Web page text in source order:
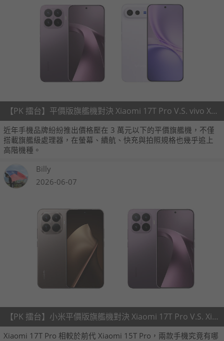
【PK 擂台】平價版旗艦機對決 Xiaomi 17T Pro V.S. vivo X300 FE
近年手機品牌紛紛推出價格壓在 3 萬元以下的平價旗艦機，不僅
搭載旗艦級處理器，在螢幕、續航、快充與拍照規格也幾乎追上
高階機種。
Billy
2026-06-07
【PK 擂台】小米平價版旗艦機對決 Xiaomi 17T Pro V.S. Xiaomi 15T Pro
Xiaomi 17T Pro 相較於前代 Xiaomi 15T Pro，兩款手機究竟有哪